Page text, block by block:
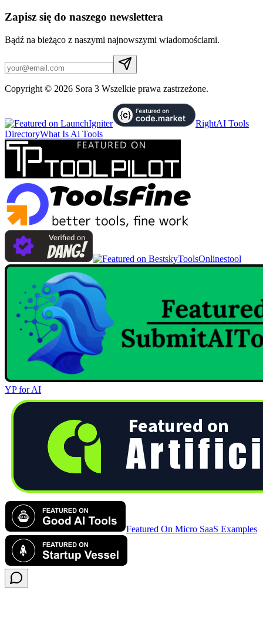
Zapisz się do naszego newslettera
Bądź na bieżąco z naszymi najnowszymi wiadomościami.
Copyright © 2026 Sora 3 Wszelkie prawa zastrzeżone.
RightAI Tools
DirectoryWhat Is Ai Tools
Onlinestool
YP for AI
Featured On Micro SaaS Examples